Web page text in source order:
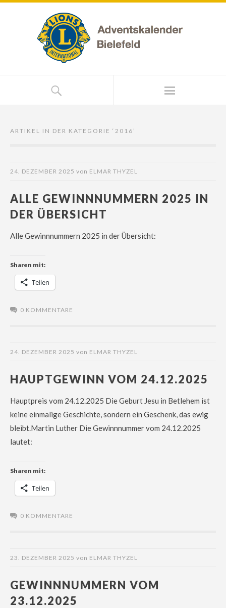
ARTIKEL IN DER KATEGORIE ‘ 2016 ’
24. DEZEMBER 2025 von ELMAR THYZEL
ALLE GEWINNNUMMERN 2025 IN
DER ÜBERSICHT
Alle Gewinnnummern 2025 in der Übersicht:
Sharen mit:
Teilen
0 KOMMENTARE
24. DEZEMBER 2025 von ELMAR THYZEL
HAUPTGEWINN VOM 24.12.2025
Hauptpreis vom 24.12.2025 Die Geburt Jesu in Betlehem ist
keine einmalige Geschichte, sondern ein Geschenk, das ewig
bleibt.Martin Luther Die Gewinnnummer vom 24.12.2025
lautet:
Sharen mit:
Teilen
0 KOMMENTARE
23. DEZEMBER 2025 von ELMAR THYZEL
GEWINNNUMMERN VOM
23.12.2025